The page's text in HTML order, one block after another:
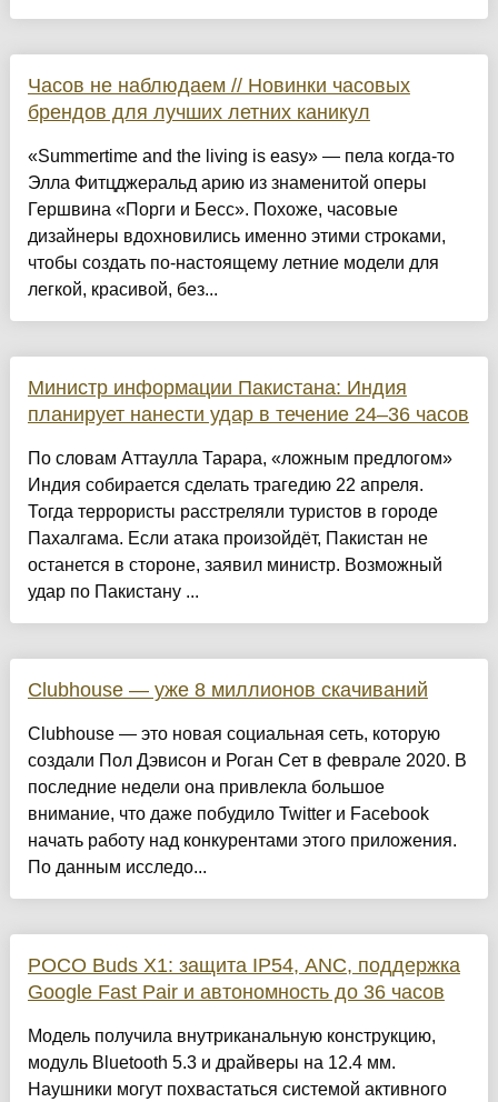
Часов не наблюдаем // Новинки часовых
брендов для лучших летних каникул
«Summertime and the living is easy» — пела когда-то
Элла Фитцджеральд арию из знаменитой оперы
Гершвина «Порги и Бесс». Похоже, часовые
дизайнеры вдохновились именно этими строками,
чтобы создать по-настоящему летние модели для
легкой, красивой, без...
Министр информации Пакистана: Индия
планирует нанести удар в течение 24–36 часов
По словам Аттаулла Тарара, «ложным предлогом»
Индия собирается сделать трагедию 22 апреля.
Тогда террористы расстреляли туристов в городе
Пахалгама. Если атака произойдёт, Пакистан не
останется в стороне, заявил министр. Возможный
удар по Пакистану ...
Clubhouse — уже 8 миллионов скачиваний
Clubhouse — это новая социальная сеть, которую
создали Пол Дэвисон и Роган Сет в феврале 2020. В
последние недели она привлекла большое
внимание, что даже побудило Twitter и Facebook
начать работу над конкурентами этого приложения.
По данным исследо...
POCO Buds X1: защита IP54, ANC, поддержка
Google Fast Pair и автономность до 36 часов
Модель получила внутриканальную конструкцию,
модуль Bluetooth 5.3 и драйверы на 12.4 мм.
Наушники могут похвастаться системой активного